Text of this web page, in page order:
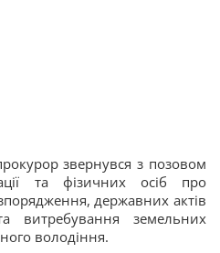
звернувся з позовом
та фізичних осіб про
державних актів
витребування земельних
володіння.